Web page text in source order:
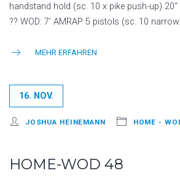
handstand hold (sc. 10 x pike push-up)
?? WOD: 7’ AMRAP 5 pistols (sc. 10
MEHR ERFAHREN
16. NOV.
JOSHUA HEINEMANN HOME -
HOME-WOD 48